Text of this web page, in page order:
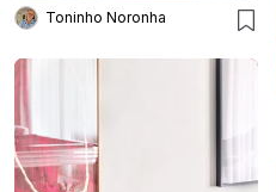
Toninho Noronha